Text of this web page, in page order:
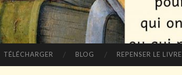
TÉLÉCHARGER BLOG REPENSER LE LIVRE